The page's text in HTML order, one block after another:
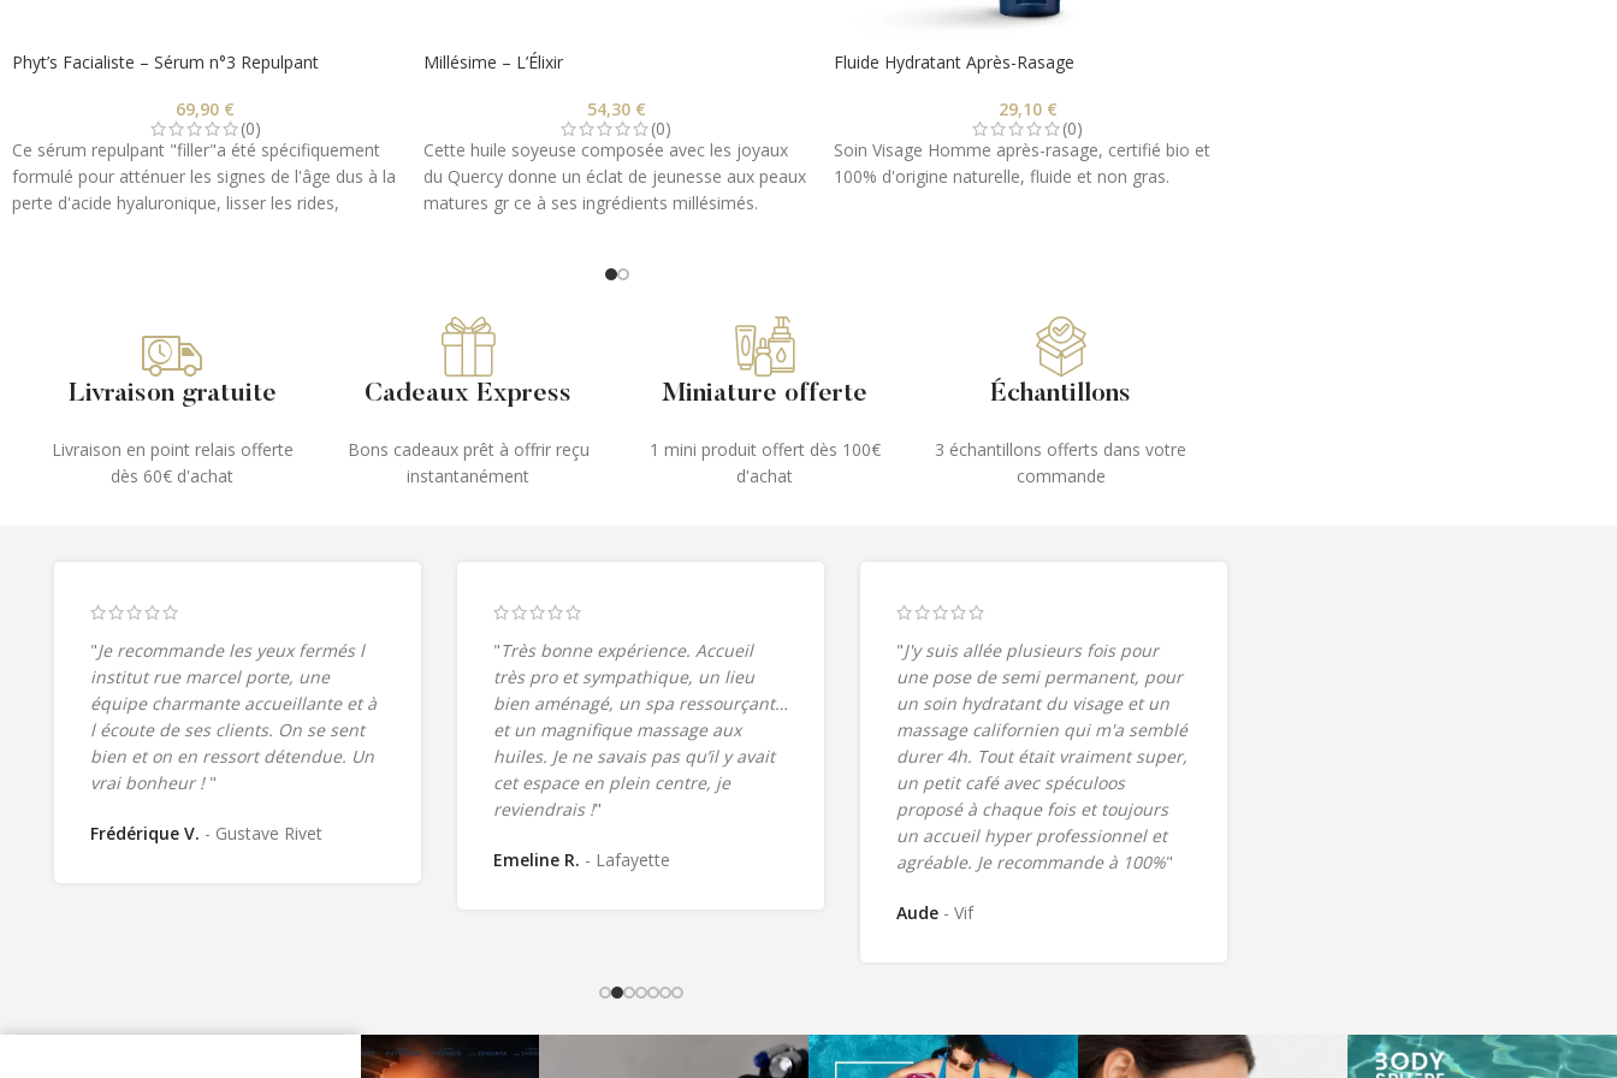
Phyt’s Facialiste – Sérum n°3 Repulpant
69,90 €
(0)
Ce sérum repulpant "filler"a été spécifiquement
formulé pour atténuer les signes de l'âge dus à la
perte d'acide hyaluronique, lisser les rides,
Millésime – L’Élixir
54,30 €
(0)
Cette huile soyeuse composée avec les joyaux
du Quercy donne un éclat de jeunesse aux peaux
matures gr ce à ses ingrédients millésimés.
cocktail d'huiles végétales et d'un phytocomplexe
issu du patrimoine végétal de la vallée du Lot en
Fluide Hydratant Après-Rasage
29,10 €
(0)
Soin Visage Homme après-rasage, certifié bio et
100% d'origine naturelle, fluide et non gras.
Livraison gratuite
Livraison en point relais offerte
dès 60€ d'achat
Cadeaux Express
Bons cadeaux prêt à offrir reçu
instantanément
Miniature offerte
1 mini produit offert dès 100€
d'achat
Échantillons
3 échantillons offerts dans votre
commande
"Je recommande les yeux fermés l
institut rue marcel porte, une
équipe charmante accueillante et à
l écoute de ses clients. On se sent
bien et on en ressort détendue. Un
vrai bonheur ! "
Frédérique V. Gustave Rivet
"Très bonne expérience. Accueil
très pro et sympathique, un lieu
bien aménagé, un spa ressourçant…
et un magnifique massage aux
huiles. Je ne savais pas qu’il y avait
cet espace en plein centre, je
reviendrais !"
Emeline R. Lafayette
"J'y suis allée plusieurs fois pour
une pose de semi permanent, pour
un soin hydratant du visage et un
massage californien qui m'a semblé
durer 4h. Tout était vraiment super,
un petit café avec spéculoos
proposé à chaque fois et toujours
un accueil hyper professionnel et
agréable. Je recommande à 100%"
Aude Vif